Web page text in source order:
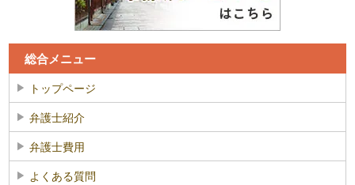
総合メニュー
トップページ
弁護士紹介
弁護士費用
よくある質問